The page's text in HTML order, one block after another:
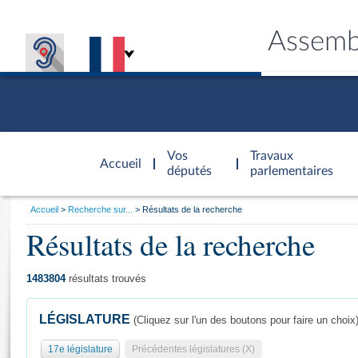
Accueil
d'accueil
Vos
députés
Travaux
parlementaires
Général
Vous
Accueil Recherche sur... Résultats de la recherche
Résultats de la recherche
1483804résultats trouvés
LÉGISLATURE (Cliquez sur l'un des boutons pour faire un choix)
17e législature Précédentes législatures (X)